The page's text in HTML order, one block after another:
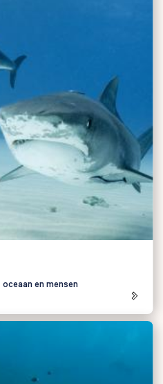
en mensen